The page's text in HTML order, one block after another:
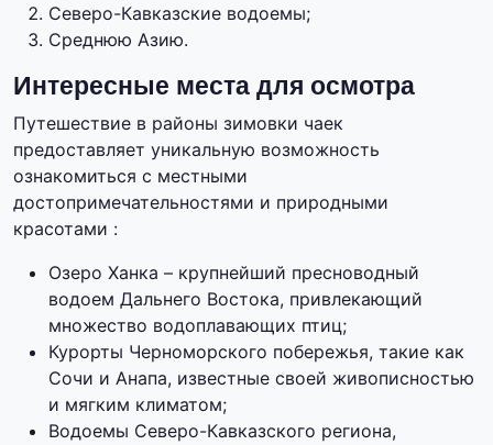
Северо-Кавказские водоемы;
Среднюю Азию.
Интересные места для осмотра
Путешествие в районы зимовки чаек
предоставляет уникальную возможность
ознакомиться с местными
достопримечательностями и природными
красотами :
Озеро Ханка – крупнейший пресноводный
водоем Дальнего Востока, привлекающий
множество водоплавающих птиц;
Курорты Черноморского побережья, такие как
Сочи и Анапа, известные своей живописностью
и мягким климатом;
Водоемы Северо-Кавказского региона,